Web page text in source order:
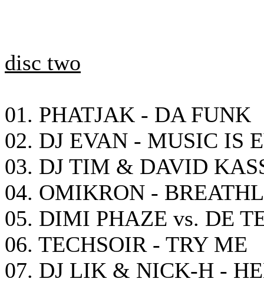
disc two
01. PHATJAK - DA FUNK
02. DJ EVAN - MUSIC IS
03. DJ TIM & DAVID
04. OMIKRON -
05. DIMI PHAZE vs. DE
06. TECHSOIR - TRY ME
07. DJ LIK & NICK-H -